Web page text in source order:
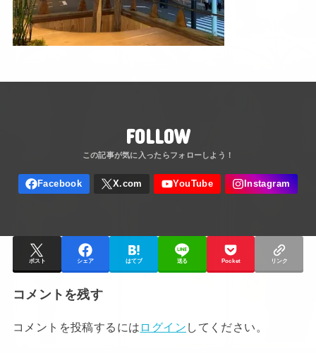
FOLLOW
ポスト シェア はてブ 送る Pocket リンク
コメントを残す
コメントを投稿するには ログイン してください。